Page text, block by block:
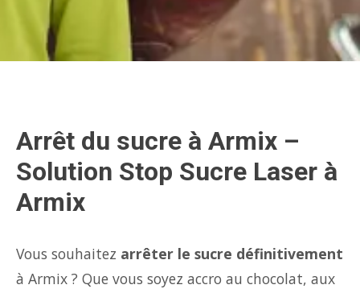
Arrêt du sucre à Armix –
Solution Stop Sucre Laser à
Armix
Vous souhaitez arrêter le sucre définitivement
à Armix ? Que vous soyez accro au chocolat, aux